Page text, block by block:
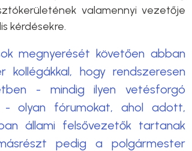
valamennyi vezetője
kérdésekre.
megnyerését követően abban
hogy rendszeresen
- mindig ilyen vetésforgó
- olyan fórumokat, ahol adott,
állami felsővezetők tartanak
pedig a polgármester